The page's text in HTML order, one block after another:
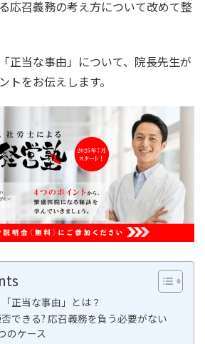
応召義務の考え方について改めて整
正当な事由」について、院長先生が
トをお伝えします。
正当な事由」とは？
できる? 応召義務を負う必要がない
のケース